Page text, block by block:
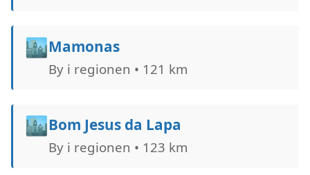
🏙️Mamonas
By i regionen • 121 km
🏙️Bom Jesus da Lapa
By i regionen • 123 km